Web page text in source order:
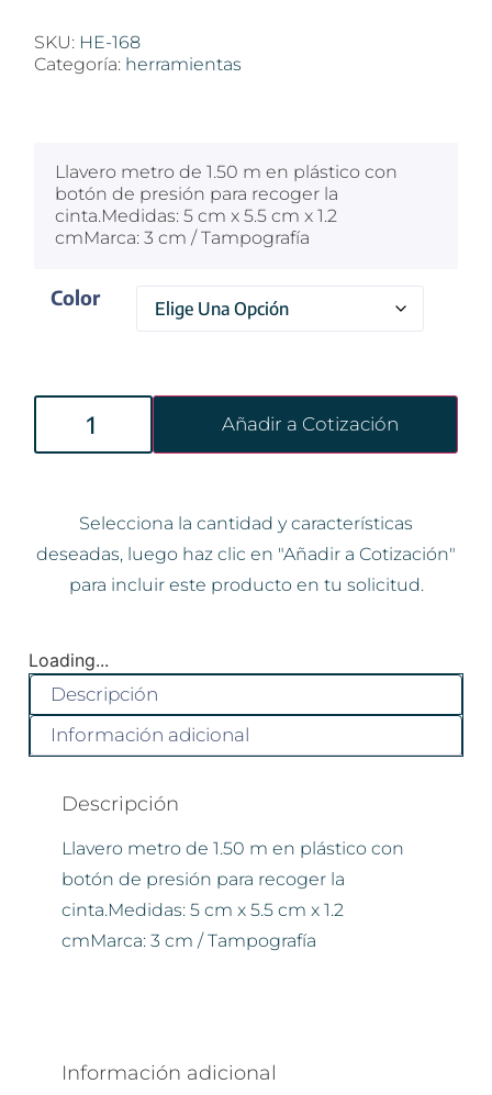
SKU: HE-168
Categoría: herramientas
Llavero metro de 1.50 m en plástico con
botón de presión para recoger la
cinta.Medidas: 5 cm x 5.5 cm x 1.2
cmMarca: 3 cm / Tampografía
Color
Añadir a Cotización
Selecciona la cantidad y características
deseadas, luego haz clic en "Añadir a Cotización"
para incluir este producto en tu solicitud.
Loading...
Descripción
Información adicional
Descripción
Llavero metro de 1.50 m en plástico con
botón de presión para recoger la
cinta.Medidas: 5 cm x 5.5 cm x 1.2
cmMarca: 3 cm / Tampografía
Información adicional